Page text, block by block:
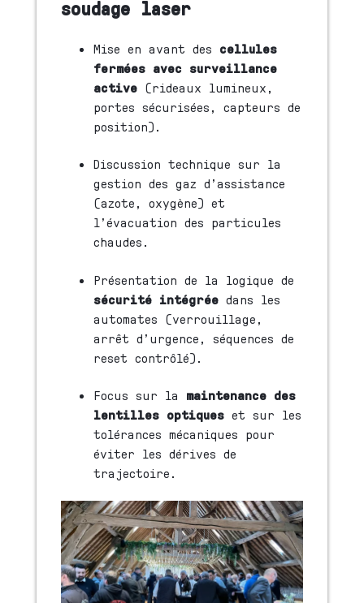
soudage laser
Mise en avant des cellules
fermées avec surveillance
active(rideaux lumineux,
portes sécurisées, capteurs de
position).
Discussion technique sur la
gestion des gaz d’assistance
(azote, oxygène) et
l’évacuation des particules
chaudes.
Présentation de la logique de
sécurité intégréedans les
automates (verrouillage,
arrêt d’urgence, séquences de
reset contrôlé).
Focus sur la maintenance des
lentilles optiqueset sur les
tolérances mécaniques pour
éviter les dérives de
trajectoire.